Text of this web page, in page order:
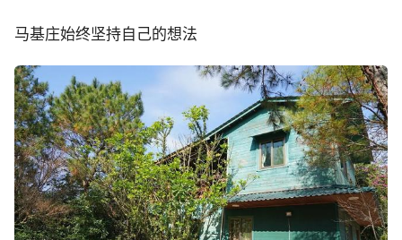
马基庄始终坚持自己的想法